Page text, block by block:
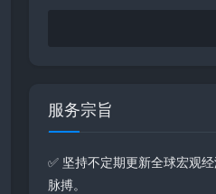
服务宗旨
✅ 坚持不定期更新全球宏观
脉搏。